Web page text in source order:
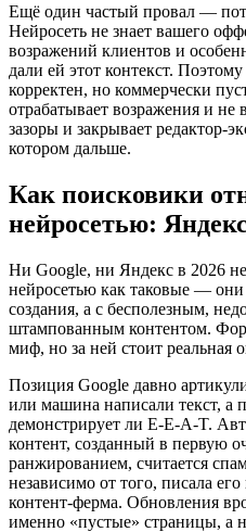
Ещё один частый провал —
Нейросеть не знает вашего
возражений клиентов и
дали ей этот контекст.
корректен, но коммерчески
отрабатывает возражения и не
зазоры и закрывает редактор-
котором дальше.
Как поисковики
нейросетью:
Ни Google, ни Яндекс в 2026
нейросетью как таковые —
создания, а с бесполезным,
штампованным контентом.
миф, но за ней стоит реальная
Позиция Google давно
или машина написали текст, а
демонстрирует ли E-E-A-T.
контент, созданный в первую
ранжированием, считается
независимо от того, писала
контент-ферма. Обновления
именно «пустые» страницы, а